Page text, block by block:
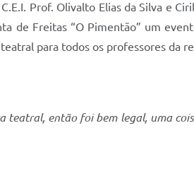
Prof. Olivalto Elias da Silva e
de Freitas “O Pimentão” um
para todos os professores da
então foi bem legal, uma